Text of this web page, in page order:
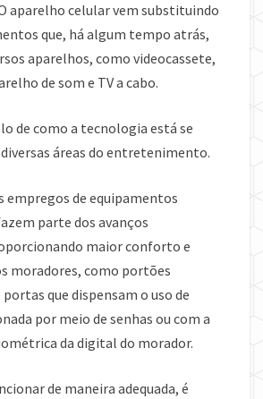
aparelho celular vem substituindo
que, há algum tempo atrás,
aparelhos, como videocassete,
de som e TV a cabo.
de como a tecnologia está se
áreas do entretenimento.
empregos de equipamentos
parte dos avanços
maior conforto e
moradores, como portões
que dispensam o uso de
por meio de senhas ou com a
da digital do morador.
de maneira adequada, é